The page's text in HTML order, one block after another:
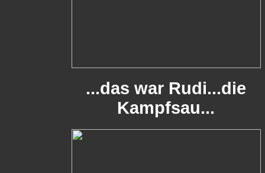
...das war Rudi...die
Kampfsau...